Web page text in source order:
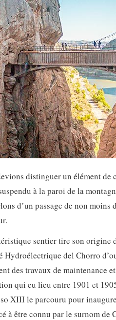
distinguer un élément de
à la paroi de la
d’un passage de non
sentier tire son origine
Hydroélectrique del Chorro
des travaux de maintenance
qui eu lieu entre 1901 et
XIII le parcouru pour
à être connu par le surnom de